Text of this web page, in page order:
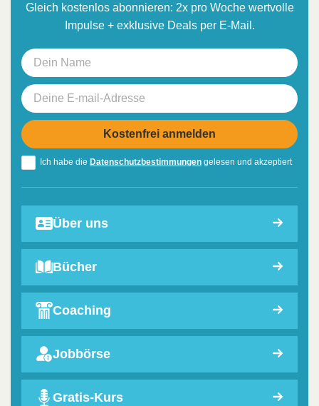
Gleich kostenlos abonnieren: 2x pro Woche wertvolle
Impulse + exklusive Deals per E-Mail.
Ich habe die Datenschutzbestimmungen gelesen und akzeptiert
Über uns
Bücher
Coaching
Jobbörse
Gratis-Kurs